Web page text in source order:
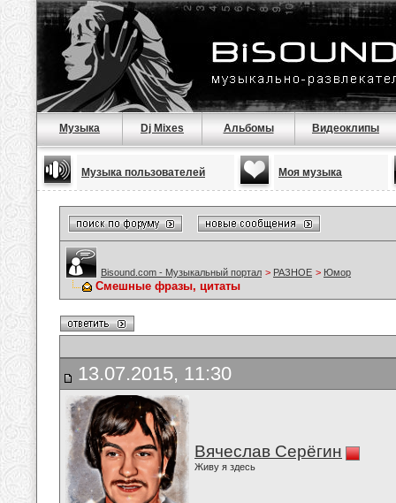
Музыка Dj Mixes Альбомы Видеоклипы
Музыка пользователей Моя музыка
Bisound.com - Музыкальный портал > РАЗНОЕ > Юмор
Смешные фразы, цитаты
13.07.2015, 11:30
Вячеслав Серёгин
Живу я здесь